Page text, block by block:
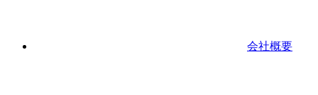
会社概要